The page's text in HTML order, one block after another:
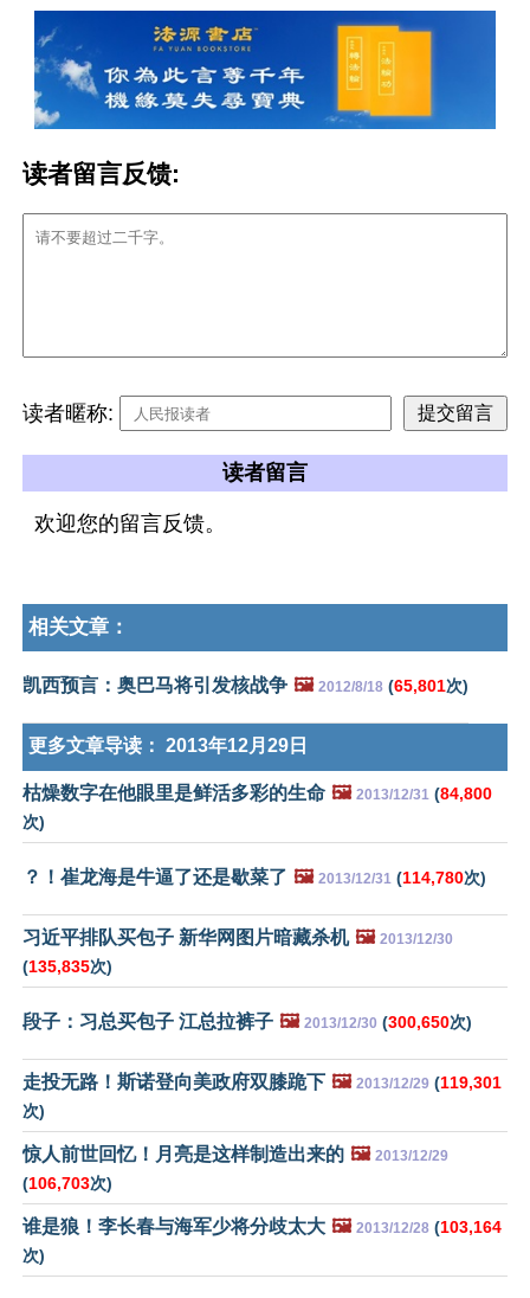
读者留言反馈:
读者暱称:
读者留言
欢迎您的留言反馈。
相关文章：
凯西预言：奥巴马将引发核战争 🖼️ 2012/8/18 (65,801次)
更多文章导读： 2013年12月29日
枯燥数字在他眼里是鲜活多彩的生命 🖼️ 2013/12/31 (84,800
次)
？！崔龙海是牛逼了还是歇菜了 🖼️ 2013/12/31 (114,780次)
习近平排队买包子 新华网图片暗藏杀机 🖼️ 2013/12/30
(135,835次)
段子：习总买包子 江总拉裤子 🖼️ 2013/12/30 (300,650次)
走投无路！斯诺登向美政府双膝跪下 🖼️ 2013/12/29 (119,301
次)
惊人前世回忆！月亮是这样制造出来的 🖼️ 2013/12/29
(106,703次)
谁是狼！李长春与海军少将分歧太大 🖼️ 2013/12/28 (103,164
次)